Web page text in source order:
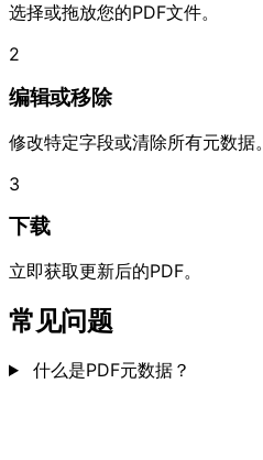
选择或拖放您的PDF文件。
2
编辑或移除
修改特定字段或清除所有元数据。
3
下载
立即获取更新后的PDF。
常见问题
什么是PDF元数据？